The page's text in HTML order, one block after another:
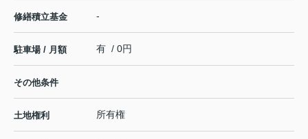
修繕積立基金 -
駐車場 / 月額 有 / 0円
その他条件
土地権利 所有権